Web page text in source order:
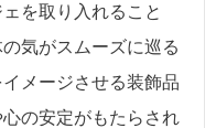
を取り入れること
気がスムーズに巡る
メージさせる装飾品
の安定がもたらされ